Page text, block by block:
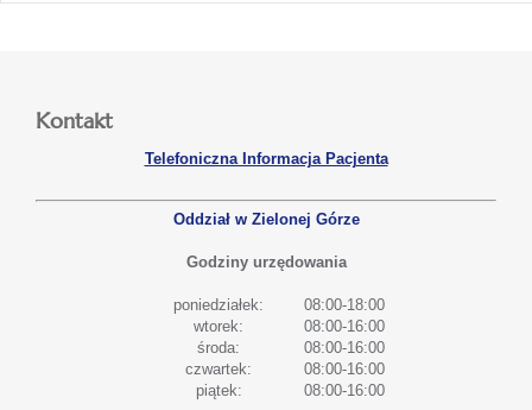
Kontakt
Telefoniczna Informacja Pacjenta
Oddział w Zielonej Górze
Godziny urzędowania
poniedziałek:
08:00-18:00
wtorek:
08:00-16:00
środa:
08:00-16:00
czwartek:
08:00-16:00
piątek:
08:00-16:00